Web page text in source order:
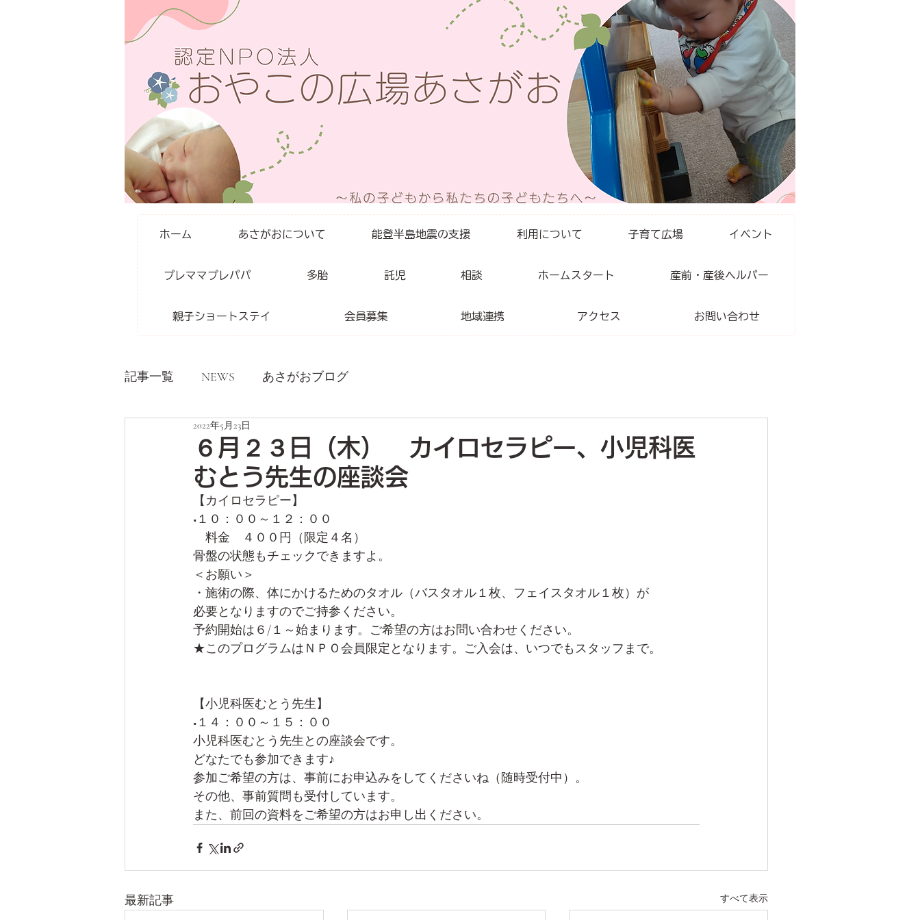
ホーム あさがおについて 能登半島地震の支援 利用について 子育て広場 イベント
プレママプレパパ 多胎 託児 相談 ホームスタート 産前・産後ヘルパー
親子ショートステイ 会員募集 地域連携 アクセス お問い合わせ
記事一覧 NEWS あさがおブログ
６月２３日（木） カイロセラピー、小児科医
むとう先生の座談会
2022年5月23日
【カイロセラピー】
■１０：００～１２：００
料金　４００円（限定４名）
骨盤の状態もチェックできますよ。
＜お願い＞
・施術の際、体にかけるためのタオル（バスタオル１枚、フェイスタオル１枚）が
必要となりますのでご持参ください。
予約開始は６/１～始まります。ご希望の方はお問い合わせください。
★このプログラムはＮＰＯ会員限定となります。ご入会は、いつでもスタッフまで。
【小児科医むとう先生】
■１４：００～１５：００
小児科医むとう先生との座談会です。
どなたでも参加できます♪
参加ご希望の方は、事前にお申込みをしてくださいね（随時受付中）。
その他、事前質問も受付しています。
また、前回の資料をご希望の方はお申し出ください。
最新記事 すべて表示